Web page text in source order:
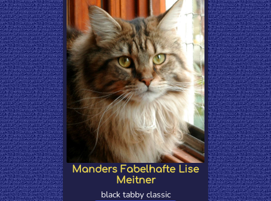
Manders Fabelhafte Lise
Meitner
black tabby classic